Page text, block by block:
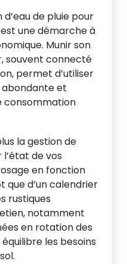
de pluie pour
une démarche à
Munir son
souvent connecté
permet d’utiliser
et
consommation
la gestion de
l’état de vos
en fonction
que d’un calendrier
rustiques
notamment
en rotation des
les besoins